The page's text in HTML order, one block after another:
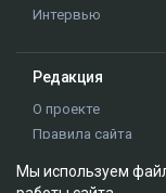
Мы используем